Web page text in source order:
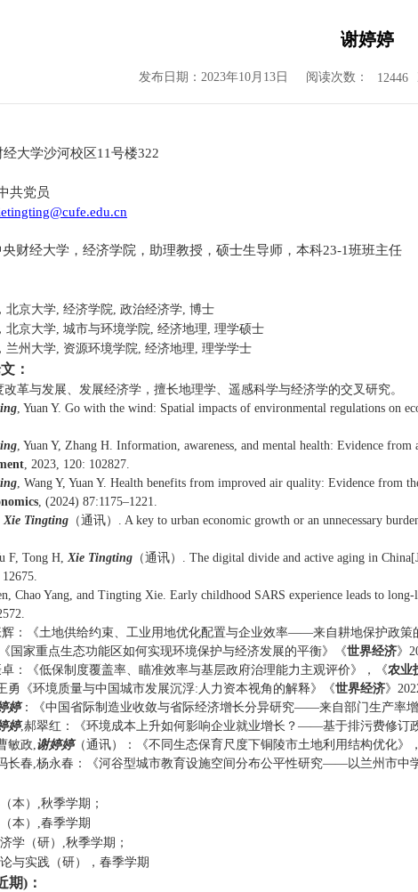
谢婷婷
发布日期：2023年10月13日 阅读次数： 12446
经大学沙河校区11号楼322
共党员
财经大学，经济学院，助理教授，硕士生导师 ， 本科23-1班班主任
，北京大学, 经济学院, 政治经济学, 博士
，北京大学, 城市与环境学院, 经济地理, 理学硕士
，兰州大学, 资源环境学院, 经济地理, 理学学士
：
革与发展、 发展经济学，擅长地理学、遥感科学与经济学的交叉研究。
, Yuan Y. Go with the wind: Spatial impacts of environmental regulations on
, Yuan Y, Zhang H. Information, awareness, and mental health: Evidence
, 2023, 120: 102827.
, Wang Y, Yuan Y. Health benefits from improved air quality: Evidence from
, (2024) 87:1175–1221.
Xie Tingting （通讯） . A key to urban economic growth or an unnecessary
F, Tong H, Xie Tingting （通讯） . The digital divide and active aging in
Chao Yang, and Tingting Xie. Early childhood SARS experience leads to
.
：《土地供给约束、工业用地优化配置与企业效率——来自耕地保护政策
国家重点生态功能区如何实现环境保护与经济发展的平衡》《世界经济》
：《低保制度覆盖率、瞄准效率与基层政府治理能力主观评价》，《农业
勇 《环境质量与中国城市发展沉浮:人力资本视角的解释》《世界经济》
婷：《中国省际制造业收敛与省际经济增长分异研究——来自部门生产率
婷,郝翠红 ：《环境成本上升如何影响企业就业增长？——基于排污费修订
敏政,谢婷婷（通讯） ：《不同生态保育尺度下铜陵市土地利用结构优化》
长春,杨永春 ：《河谷型城市教育设施空间分布公平性研究——以兰州市中
本） ,秋季学期 ；
本） ,春季学期
学（研） ,秋季学期 ；
与实践（研），春季学期
期) ：